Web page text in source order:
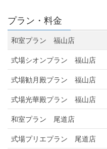
プラン・料金
和室プラン 福山店
式場シオンプラン 福山店
式場勧月殿プラン 福山店
式場光華殿プラン 福山店
和室プラン 尾道店
式場プリエプラン 尾道店